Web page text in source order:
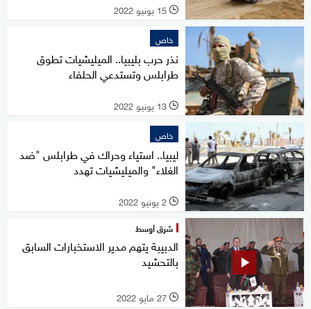
l 15 يونيو 2022
خاص
نذر حرب بليبيا.. الميليشيات تطوق
طرابلس وتستدعي الحلفاء
l 13 يونيو 2022
خاص
ليبيا.. استياء وحراك في طرابلس "ضد
الغلاء" والميليشيات تهدد
l 2 يونيو 2022
شرق أوسط
الدبيبة يتهم مدير الاستخبارات السابق
بالتحشيد
l 27 مايو 2022